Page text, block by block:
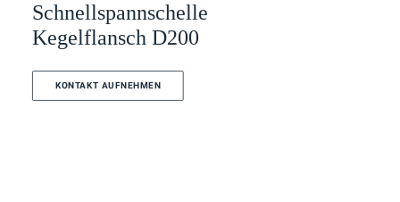
Schnellspannschelle
Kegelflansch D200
KONTAKT AUFNEHMEN